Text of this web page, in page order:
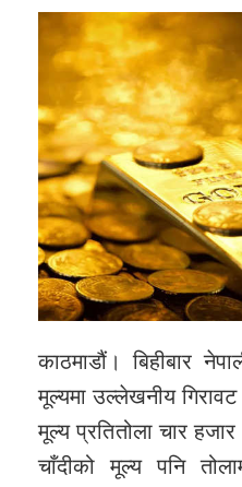
काठमाडौं। बिहीबार
मूल्यमा उल्लेखनीय
मूल्य प्रतितोला चार
चाँदीको मूल्य पनि